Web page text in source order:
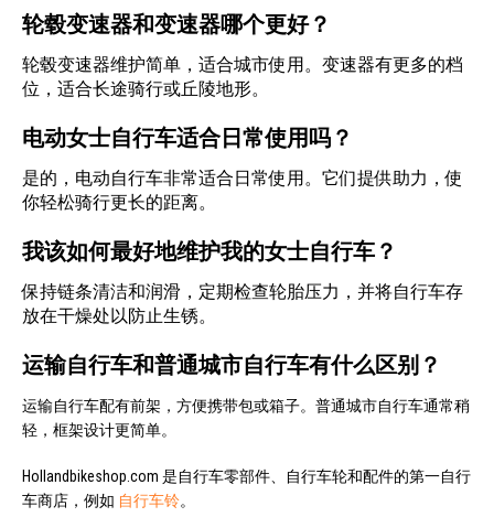
轮毂变速器和变速器哪个更好？
轮毂变速器维护简单，适合城市使用。变速器有更多的档
位，适合长途骑行或丘陵地形。
电动女士自行车适合日常使用吗？
是的，电动自行车非常适合日常使用。它们提供助力，使
你轻松骑行更长的距离。
我该如何最好地维护我的女士自行车？
保持链条清洁和润滑，定期检查轮胎压力，并将自行车存
放在干燥处以防止生锈。
运输自行车和普通城市自行车有什么区别？
运输自行车配有前架，方便携带包或箱子。普通城市自行车通常稍
轻，框架设计更简单。
Hollandbikeshop.com 是自行车零部件、自行车轮和配件的第一自行
车商店，例如 自行车铃。